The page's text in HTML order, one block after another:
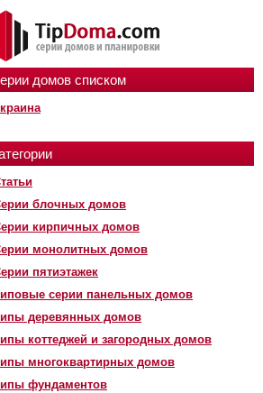
домов списком
блочных домов
кирпичных домов
монолитных домов
пятиэтажек
серии панельных домов
деревянных домов
коттеджей и загородных домов
многоквартирных домов
фундаментов